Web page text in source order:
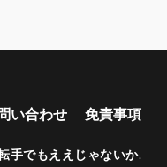
い合わせ 免責事項
手でもええじゃないか.